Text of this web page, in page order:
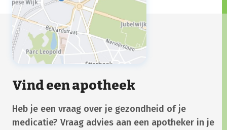
Vind een apotheek
Heb je een vraag over je gezondheid of je
medicatie? Vraag advies aan een apotheker in je